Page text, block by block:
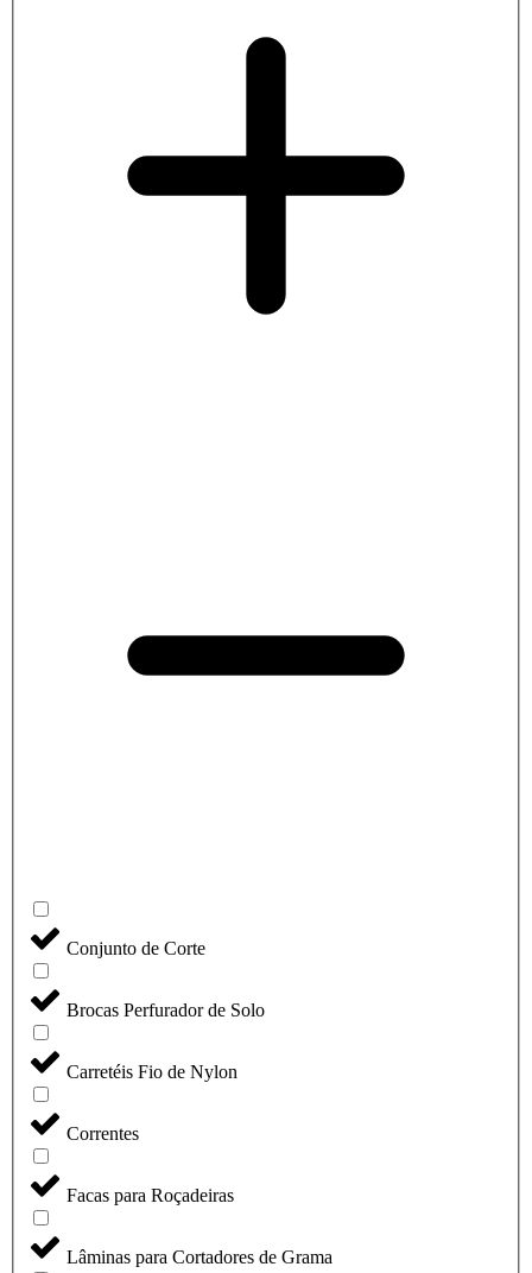
Conjunto de Corte
Brocas Perfurador de Solo
Carretéis Fio de Nylon
Correntes
Facas para Roçadeiras
Lâminas para Cortadores de Grama